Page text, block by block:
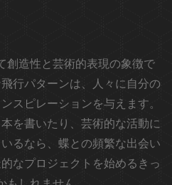
創造性と芸術的表現の象徴で
行パターンは、人々に自分の
スピレーションを与えます。
を書いたり、芸術的な活動に
るなら、蝶との頻繁な出会い
なプロジェクトを始めるきっ